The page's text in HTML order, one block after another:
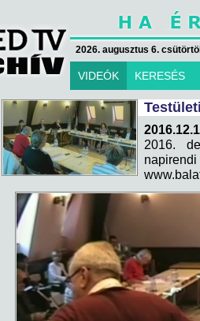
2026. augusztus 6.
VIDEÓK KERESÉS
2016.